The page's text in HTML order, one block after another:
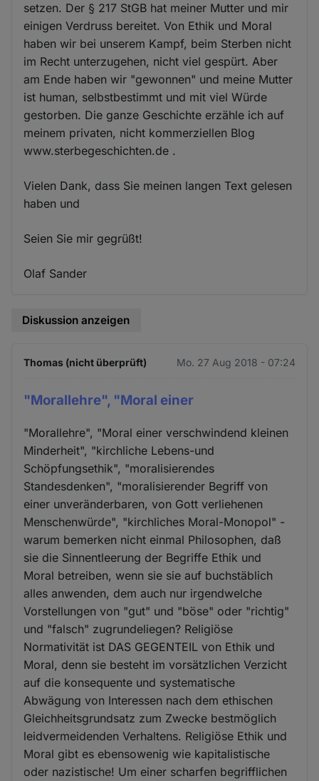
setzen. Der § 217 StGB hat meiner Mutter und mir
einigen Verdruss bereitet. Von Ethik und Moral
haben wir bei unserem Kampf, beim Sterben nicht
im Recht unterzugehen, nicht viel gespürt. Aber
am Ende haben wir "gewonnen" und meine Mutter
ist human, selbstbestimmt und mit viel Würde
gestorben. Die ganze Geschichte erzähle ich auf
meinem privaten, nicht kommerziellen Blog
www.sterbegeschichten.de .
Vielen Dank, dass Sie meinen langen Text gelesen
haben und
Seien Sie mir gegrüßt!
Olaf Sander
Diskussion anzeigen
Thomas (nicht überprüft) Mo. 27 Aug 2018 - 07:24
"Morallehre", "Moral einer
"Morallehre", "Moral einer verschwindend kleinen
Minderheit", "kirchliche Lebens-und
Schöpfungsethik", "moralisierendes
Standesdenken", "moralisierender Begriff von
einer unveränderbaren, von Gott verliehenen
Menschenwürde", "kirchliches Moral-Monopol" -
warum bemerken nicht einmal Philosophen, daß
sie die Sinnentleerung der Begriffe Ethik und
Moral betreiben, wenn sie sie auf buchstäblich
alles anwenden, dem auch nur irgendwelche
Vorstellungen von "gut" und "böse" oder "richtig"
und "falsch" zugrundeliegen? Religiöse
Normativität ist DAS GEGENTEIL von Ethik und
Moral, denn sie besteht im vorsätzlichen Verzicht
auf die konsequente und systematische
Abwägung von Interessen nach dem ethischen
Gleichheitsgrundsatz zum Zwecke bestmöglich
leidvermeidenden Verhaltens. Religiöse Ethik und
Moral gibt es ebensowenig wie kapitalistische
oder nazistische! Um einer scharfen begrifflichen